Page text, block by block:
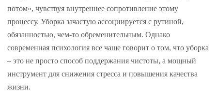
потом», чувствуя внутреннее сопротивление этому
процессу. Уборка зачастую ассоциируется с рутиной,
обязанностью, чем-то обременительным. Однако
современная психология все чаще говорит о том, что уборка
– это не просто способ поддержания чистоты, а мощный
инструмент для снижения стресса и повышения качества
жизни.